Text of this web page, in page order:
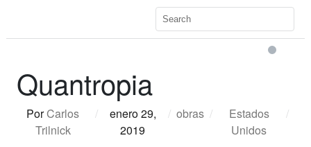
Quantropia
PorCarlos
Trilnick
/
enero 29,
2019
/ obras /
Estados
Unidos
/